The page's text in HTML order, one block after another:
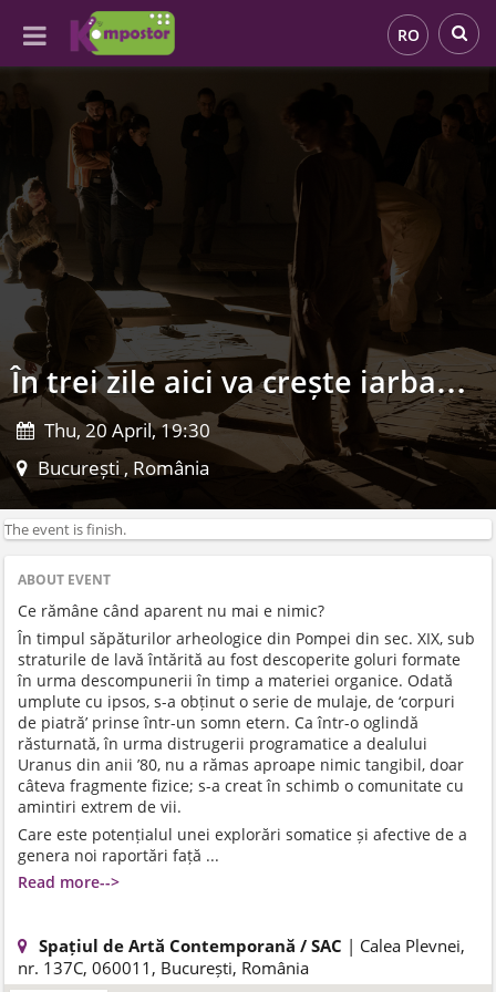
RO
În trei zile aici va crește iarba…
Thu, 20 April, 19:30
București , România
The event is finish.
ABOUT EVENT
Ce rămâne când aparent nu mai e nimic?
În timpul săpăturilor arheologice din Pompei din sec. XIX, sub
straturile de lavă întărită au fost descoperite goluri formate
în urma descompunerii în timp a materiei organice. Odată
umplute cu ipsos, s-a obținut o serie de mulaje, de ‘corpuri
de piatră’ prinse într-un somn etern. Ca într-o oglindă
răsturnată, în urma distrugerii programatice a dealului
Uranus din anii ’80, nu a rămas aproape nimic tangibil, doar
câteva fragmente fizice; s-a creat în schimb o comunitate cu
amintiri extrem de vii.
Care este potențialul unei explorări somatice și afective de a
genera noi raportări față ...
Read more-->
Spațiul de Artă Contemporană / SAC | Calea Plevnei,
nr. 137C, 060011, București, România